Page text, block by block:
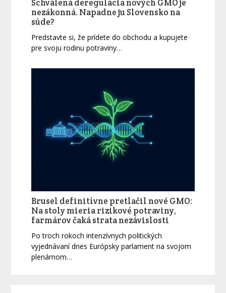
Schválená deregulácia nových GMO je
nezákonná. Napadne ju Slovensko na
súde?
Predstavte si, že prídete do obchodu a kupujete
pre svoju rodinu potraviny…
Brusel definitívne pretlačil nové GMO:
Na stoly mieria rizikové potraviny,
farmárov čaká strata nezávislosti
Po troch rokoch intenzívnych politických
vyjednávaní dnes Európsky parlament na svojom
plenárnom…